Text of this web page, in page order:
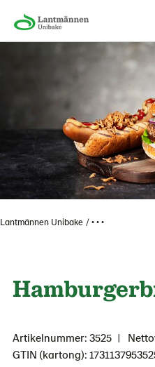
Lantmännen Unibake • • •
Artikelnummer: 3525
GTIN (kartong):